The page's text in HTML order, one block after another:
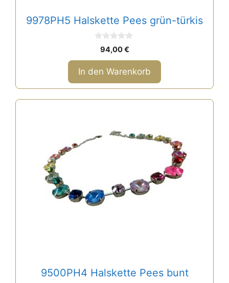
9978PH5 Halskette Pees grün-türkis
o
n
5
94,00€
In den Warenkorb
9500PH4 Halskette Pees bunt